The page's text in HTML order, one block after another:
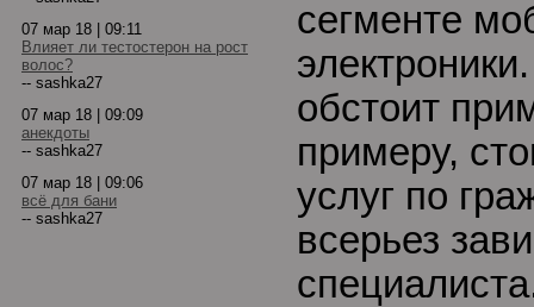
07 мар 18 | 09:11
Влияет ли тестостерон на рост
волос?
-- sashka27
07 мар 18 | 09:09
анекдоты
-- sashka27
07 мар 18 | 09:06
всё для бани
-- sashka27
сегменте
обстоит
примеру,
услуг по
всерьез